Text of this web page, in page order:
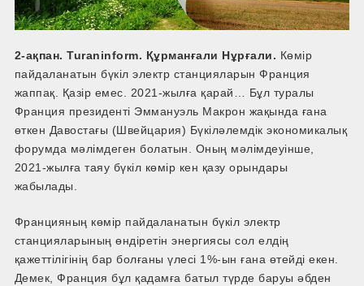
2-ақпан. Turaninform. Құрманғали Нұрғали. Көмір
пайдаланатын бүкіл электр станцияларын Франция
жаппақ. Қазір емес. 2021­-жылға қарай… Бұл туралы
Франция президенті Эммануэль Макрон жақында ғана
өткен Давостағы (Швейцария) Бүкіләлемдік экономикалық
форумда мәлімдеген болатын. Оның мәлімдеуінше,
2021­-жылға таяу бүкіл көмір кен қазу орындары
жабылады.
Францияның көмір пайдаланатын бүкіл электр
станцияларының өндіретін энергиясы сол елдің
қажеттілігінің бар болғаны үлесі 1%­-ын ғана өтейді екен.
Демек, Франция бұл қадамға батыл түрде баруы әбден